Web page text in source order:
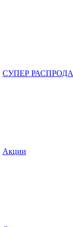
СУПЕР
Акции